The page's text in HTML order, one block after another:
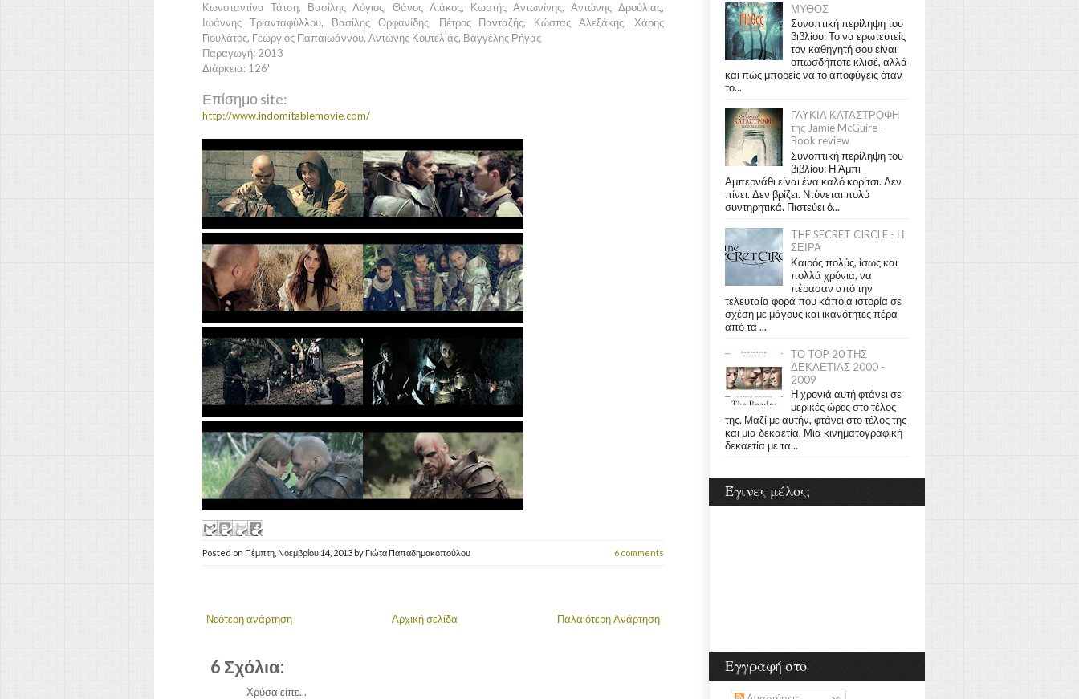
Κωνσταντίνα Τάτση, Βασίλης Λόγιος, Θάνος Λιάκος, Κωστής Αντωνίνης, Αντώνης Δρούλιας,
Ιωάννης Τριανταφύλλου, Βασίλης Ορφανίδης, Πέτρος Πανταζής, Κώστας Αλεξάκης, Χάρης
Γιουλάτος, Γεώργιος Παπαϊωάννου, Αντώνης Κουτελιάς, Βαγγέλης Ρήγας
Παραγωγή: 2013
Διάρκεια: 126'
Επίσημο site:
http://www.indomitablemovie.com/
Posted on Πέμπτη, Νοεμβρίου 14, 2013 by Γιώτα Παπαδημακοπούλου 6 comments
Νεότερη ανάρτηση Παλαιότερη Ανάρτηση
Αρχική σελίδα
6 Σχόλια:
Χρύσα είπε...
ΜΥΘΟΣ
Συνοπτική περίληψη του
βιβλίου: Το να ερωτευτείς
τον καθηγητή σου είναι
οπωσδήποτε κλισέ, αλλά
και πώς μπορείς να το αποφύγεις όταν
το...
ΓΛΥΚΙΑ ΚΑΤΑΣΤΡΟΦΗ
της Jamie McGuire -
Book review
Συνοπτική περίληψη του
βιβλίου: Η Άμπι
Αμπερνάθι είναι ένα καλό κορίτσι. Δεν
πίνει. Δεν βρίζει. Ντύνεται πολύ
συντηρητικά. Πιστεύει ό...
THE SECRET CIRCLE - Η
ΣΕΙΡΑ
Καιρός πολύς, ίσως και
πολλά χρόνια, να
πέρασαν από την
τελευταία φορά που κάποια ιστορία σε
σχέση με μάγους και ικανότητες πέρα
από τα ...
ΤΟ TOP 20 ΤΗΣ
ΔΕΚΑΕΤΙΑΣ 2000 -
2009
Η χρονιά αυτή φτάνει σε
μερικές ώρες στο τέλος
της. Μαζί με αυτήν, φτάνει στο τέλος της
και μια δεκαετία. Μια κινηματογραφική
δεκαετία με τα...
Έγινες μέλος;
Εγγραφή στο